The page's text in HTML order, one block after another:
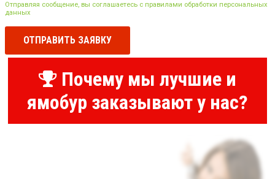
Отправляя сообщение, вы соглашаетесь с правилами обработки персональных
данных
ОТПРАВИТЬ ЗАЯВКУ
Почему мы лучшие и
ямобур заказывают у нас?